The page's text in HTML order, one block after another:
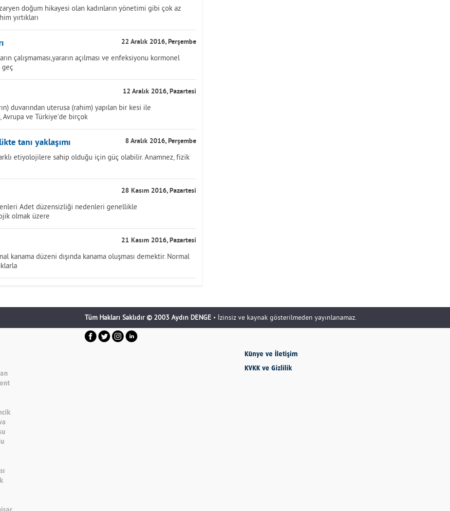
doğum hikayesi olan kadınların yönetimi gibi çok az
yırtıkları
22 Aralık 2016, Perşembe
çalışmaması,yararın açılması ve enfeksiyonu kormonel
geç
12 Aralık 2016, Pazartesi
duvarından uterusa (rahim) yapılan bir kesi ile
Avrupa ve Türkiye'de birçok
tanı yaklaşımı 8 Aralık 2016, Perşembe
etiyolojilere sahip olduğu için güç olabilir. Anamnez, fizik
28 Kasım 2016, Pazartesi
Adet düzensizliği nedenleri genellikle
olmak üzere
21 Kasım 2016, Pazartesi
kanama düzeni dışında kanama oluşması demektir. Normal
Muzaffer ÇEVEN
Buradan Manzara
Farklı
Tüm Hakları Saklıdır © 2003 Aydın DENGE • İzinsiz ve kaynak gösterilmeden yayınlanamaz.
Künye ve İletişim
KVKK ve Gizlilik